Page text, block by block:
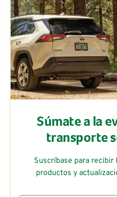
Súmate a la
transporte
Suscríbase para
productos y